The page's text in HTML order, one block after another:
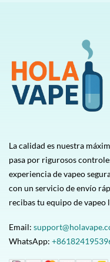
La calidad es nuestra
pasa por rigurosos
experiencia de vapeo
con un servicio de envío
recibas tu equipo de vapeo
Email:
WhatsApp: